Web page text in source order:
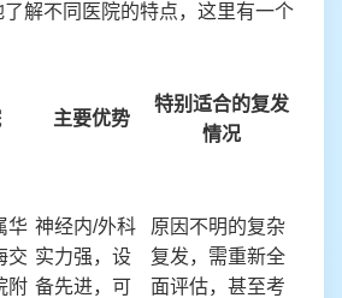
解不同医院的特点，这里有一个
主要优势
特别适合的复发
情况
华
交
附
神经内/外科
实力强，设
备先进，可
原因不明的复杂
复发，需重新全
面评估，甚至考